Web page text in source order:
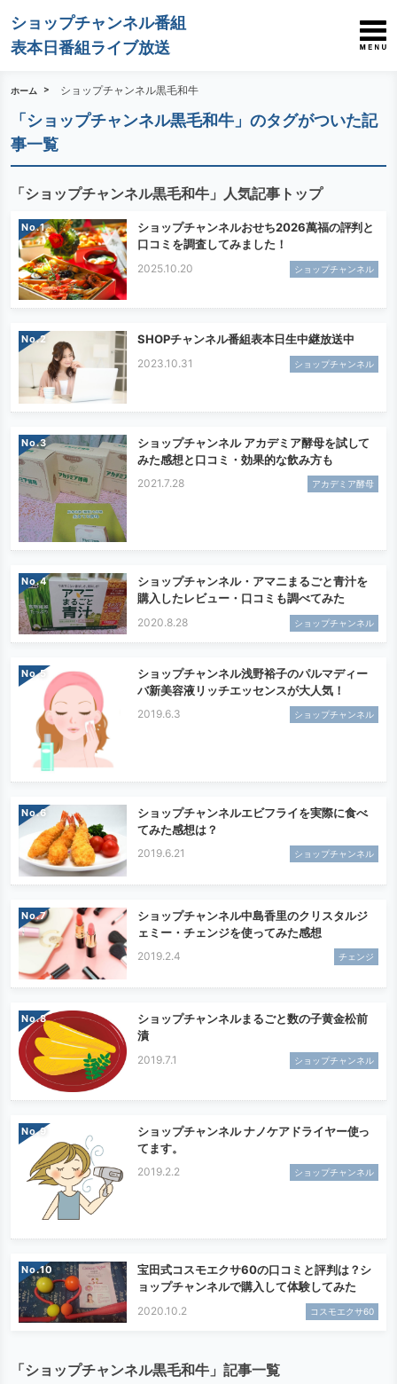
ショップチャンネル番組
表本日番組ライブ放送
ホーム ショップチャンネル黒毛和牛
「ショップチャンネル黒毛和牛」のタグがついた記
事一覧
「ショップチャンネル黒毛和牛」人気記事トップ
No.
ショップチャンネルおせち2026萬福の評判と
口コミを調査してみました！
2025.10.20 ショップチャンネル
No. SHOPチャンネル番組表本日生中継放送中
2023.10.31 ショップチャンネル
No.
ショップチャンネル アカデミア酵母を試して
みた感想と口コミ・効果的な飲み方も
2021.7.28 アカデミア酵母
No.
ショップチャンネル・アマニまるごと青汁を
購入したレビュー・口コミも調べてみた
2020.8.28 ショップチャンネル
No.
ショップチャンネル浅野裕子のパルマディー
バ新美容液リッチエッセンスが大人気！
2019.6.3 ショップチャンネル
No.
ショップチャンネルエビフライを実際に食べ
てみた感想は？
2019.6.21 ショップチャンネル
No.
ショップチャンネル中島香里のクリスタルジ
ェミー・チェンジを使ってみた感想
2019.2.4 チェンジ
No.
ショップチャンネルまるごと数の子黄金松前
漬
2019.7.1 ショップチャンネル
No.
ショップチャンネル ナノケアドライヤー使っ
てます。
2019.2.2 ショップチャンネル
No.
宝田式コスモエクサ60の口コミと評判は？シ
ョップチャンネルで購入して体験してみた
2020.10.2 コスモエクサ60
「ショップチャンネル黒毛和牛」記事一覧